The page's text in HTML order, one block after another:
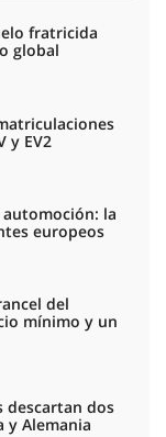
fratricida
global
y EV2
la
europeos
del
mínimo y un
descartan dos
y Alemania